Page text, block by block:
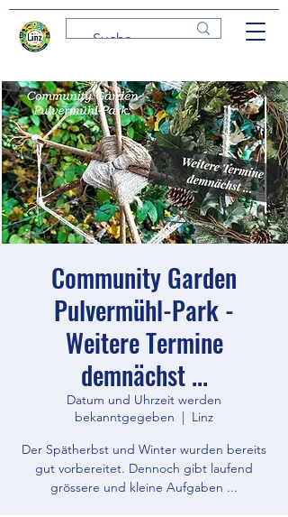
Community Garden
Pulvermühl-Park -
Weitere Termine
demnächst ...
Datum und Uhrzeit werden
bekanntgegeben
  |
Linz
Der Spätherbst und Winter wurden bereits
gut vorbereitet. Dennoch gibt laufend
grössere und kleine Aufgaben ...